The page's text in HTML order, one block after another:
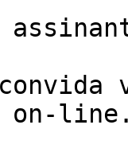
on-line.